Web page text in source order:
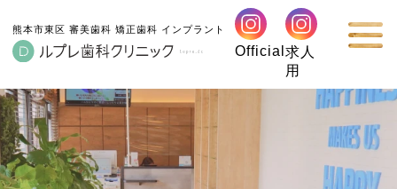
熊本市東区 審美歯科 矯正歯科 インプラント
Official求人
用